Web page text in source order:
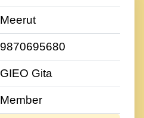
Meerut
9870695680
GIEO Gita
Member